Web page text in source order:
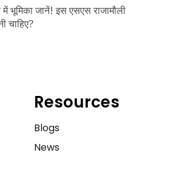
में भूमिका जानें! इस एसएस राजामौली
चाहिए?
Resources
Blogs
News